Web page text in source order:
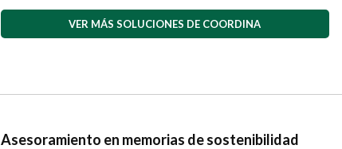
VER MÁS SOLUCIONES DE COORDINA
Asesoramiento en memorias de sostenibilidad